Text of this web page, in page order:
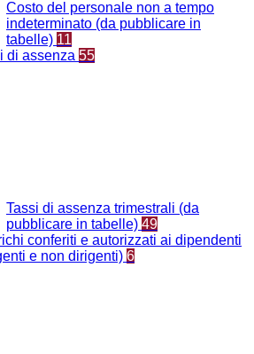
Costo del personale non a tempo
indeterminato (da pubblicare in
tabelle) 11
di assenza 55
Tassi di assenza trimestrali (da
pubblicare in tabelle) 49
conferiti e autorizzati ai dipendenti
e non dirigenti) 6